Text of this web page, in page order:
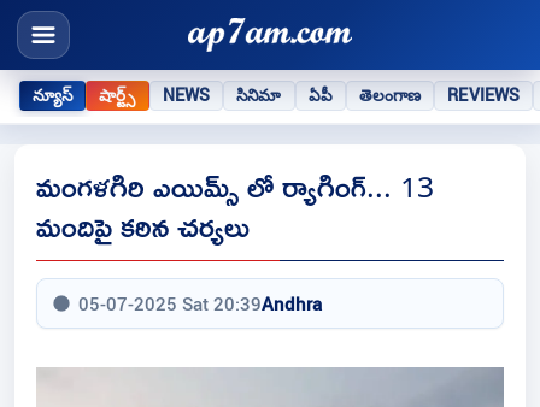
న్యూస్ షార్ట్స్ NEWS సినిమా ఏపీ తెలంగాణ REVIEWS
మంగళగిరి ఎయిమ్స్ లో ర్యాగింగ్... 13
మందిపై కఠిన చర్యలు
05-07-2025 Sat 20:39Andhra